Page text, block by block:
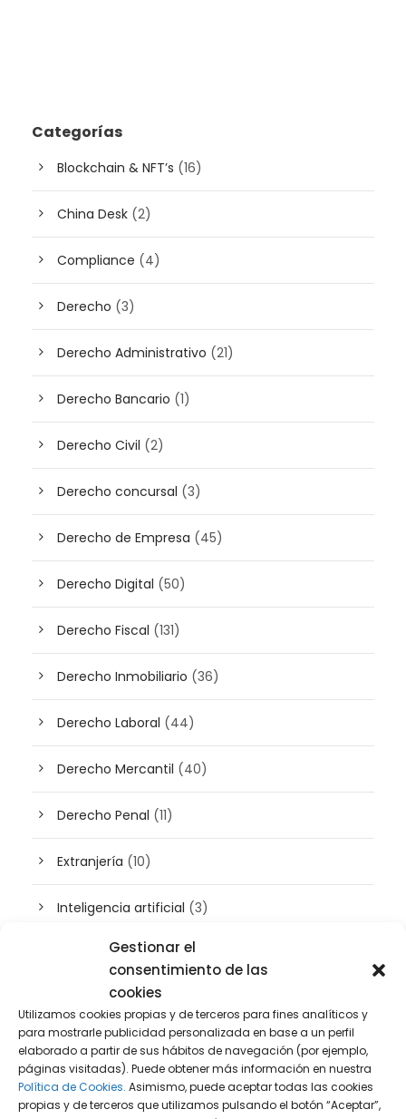
Gestionar el
consentimiento de las
cookies
Utilizamos cookies propias y de terceros para fines analíticos y
para mostrarle publicidad personalizada en base a un perfil
elaborado a partir de sus hábitos de navegación (por ejemplo,
páginas visitadas). Puede obtener más información en nuestra
Política de Cookies. Asimismo, puede aceptar todas las cookies
propias y de terceros que utilizamos pulsando el botón “Aceptar”,
Categorías
Blockchain & NFT’s (16)
China Desk (2)
Compliance (4)
Derecho (3)
Derecho Administrativo (21)
Derecho Bancario (1)
Derecho Civil (2)
Derecho concursal (3)
Derecho de Empresa (45)
Derecho Digital (50)
Derecho Fiscal (131)
Derecho Inmobiliario (36)
Derecho Laboral (44)
Derecho Mercantil (40)
Derecho Penal (11)
Extranjería (10)
Inteligencia artificial (3)
Patrimonio(5)
Plusvalía(2)
Prensa(2)
Propiedad intelectual e industrial(13)